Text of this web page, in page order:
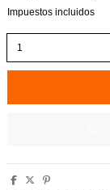
Impuestos incluidos